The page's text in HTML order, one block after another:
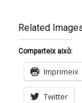
Related
Comparteix això:
Imprimeix
Twitter